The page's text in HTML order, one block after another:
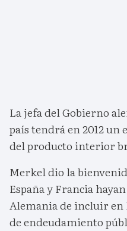
La jefa del Gobierno
país tendrá en 2012 un
del producto interior
Merkel dio la
España y Francia
Alemania de incluir
de endeudamiento